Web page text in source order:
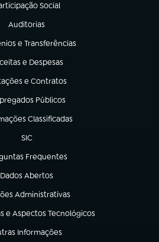
Social
em nova aba)
Auditorias
(abre em nova aba)
e Transferências
nova aba)
e Despesas
em nova aba)
e Contratos
em nova aba)
Públicos
em nova aba)
Classificadas
em nova aba)
SIC
(abre em nova aba)
Frequentes
em nova aba)
Dados Abertos
(abre em nova aba)
Administrativas
em nova aba)
e Aspectos Tecnológicos
aba)
Informações
em nova aba)